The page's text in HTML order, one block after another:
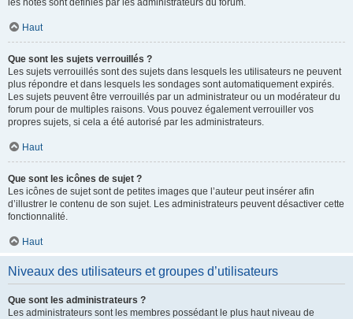
les notes sont définies par les administrateurs du forum.
Haut
Que sont les sujets verrouillés ?
Les sujets verrouillés sont des sujets dans lesquels les utilisateurs ne peuvent
plus répondre et dans lesquels les sondages sont automatiquement expirés.
Les sujets peuvent être verrouillés par un administrateur ou un modérateur du
forum pour de multiples raisons. Vous pouvez également verrouiller vos
propres sujets, si cela a été autorisé par les administrateurs.
Haut
Que sont les icônes de sujet ?
Les icônes de sujet sont de petites images que l’auteur peut insérer afin
d’illustrer le contenu de son sujet. Les administrateurs peuvent désactiver cette
fonctionnalité.
Haut
Niveaux des utilisateurs et groupes d’utilisateurs
Que sont les administrateurs ?
Les administrateurs sont les membres possédant le plus haut niveau de